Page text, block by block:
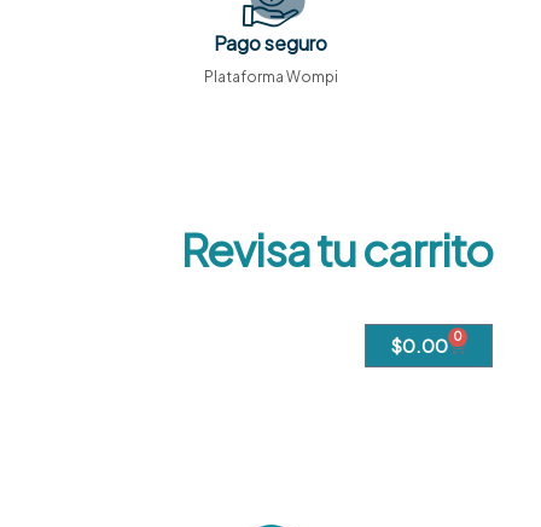
Pago seguro
Plataforma Wompi
Revisa tu carrito
$0.00 0